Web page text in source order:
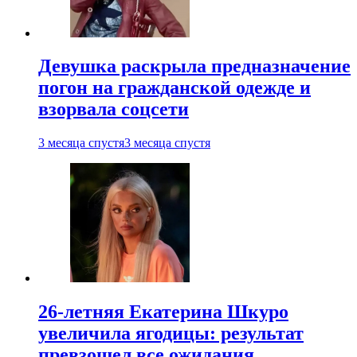
Девушка раскрыла предназначение
погон на гражданской одежде и
взорвала соцсети
3 месяца спустя3 месяца спустя
26-летняя Екатерина Шкуро
увеличила ягодицы: результат